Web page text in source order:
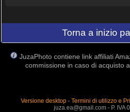
Torna a inizio
JuzaPhoto contiene link affiliati
commissione in caso di acquisto
Versione desktop- Termini di utilizzo e
juza.ea@gmail.com - P. IVA